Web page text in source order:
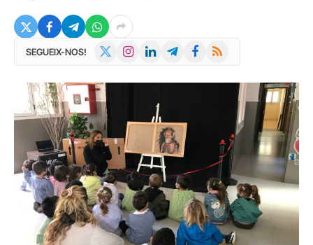
SEGUEIX-NOS! InstagramLinkedInTelegramFacebook
RSS